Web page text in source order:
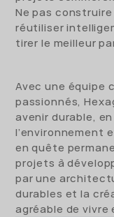
Ne pas
réutiliser
tirer le meilleur
Avec une équipe
passionnés,
avenir durable,
l’environnement
en quête
projets à
par une
durables et la
agréable de vivre